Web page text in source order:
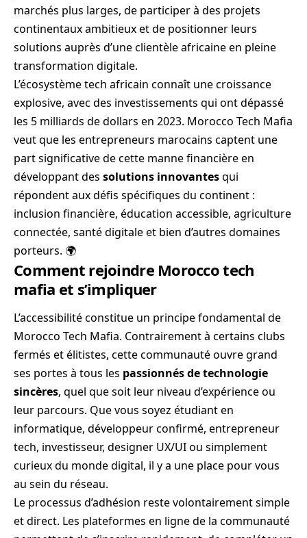
marchés plus larges, de participer à des projets
continentaux ambitieux et de positionner leurs
solutions auprès d’une clientèle africaine en pleine
transformation digitale.
L’écosystème tech africain connaît une croissance
explosive, avec des investissements qui ont dépassé
les 5 milliards de dollars en 2023. Morocco Tech Mafia
veut que les entrepreneurs marocains captent une
part significative de cette manne financière en
développant des solutions innovantesqui
répondent aux défis spécifiques du continent :
inclusion financière, éducation accessible, agriculture
connectée, santé digitale et bien d’autres domaines
porteurs. 🌍
Comment rejoindre Morocco tech
mafia et s’impliquer
L’accessibilité constitue un principe fondamental de
Morocco Tech Mafia. Contrairement à certains clubs
fermés et élitistes, cette communauté ouvre grand
ses portes à tous les passionnés de technologie
sincères, quel que soit leur niveau d’expérience ou
leur parcours. Que vous soyez étudiant en
informatique, développeur confirmé, entrepreneur
tech, investisseur, designer UX/UI ou simplement
curieux du monde digital, il y a une place pour vous
au sein du réseau.
Le processus d’adhésion reste volontairement simple
et direct. Les plateformes en ligne de la communauté